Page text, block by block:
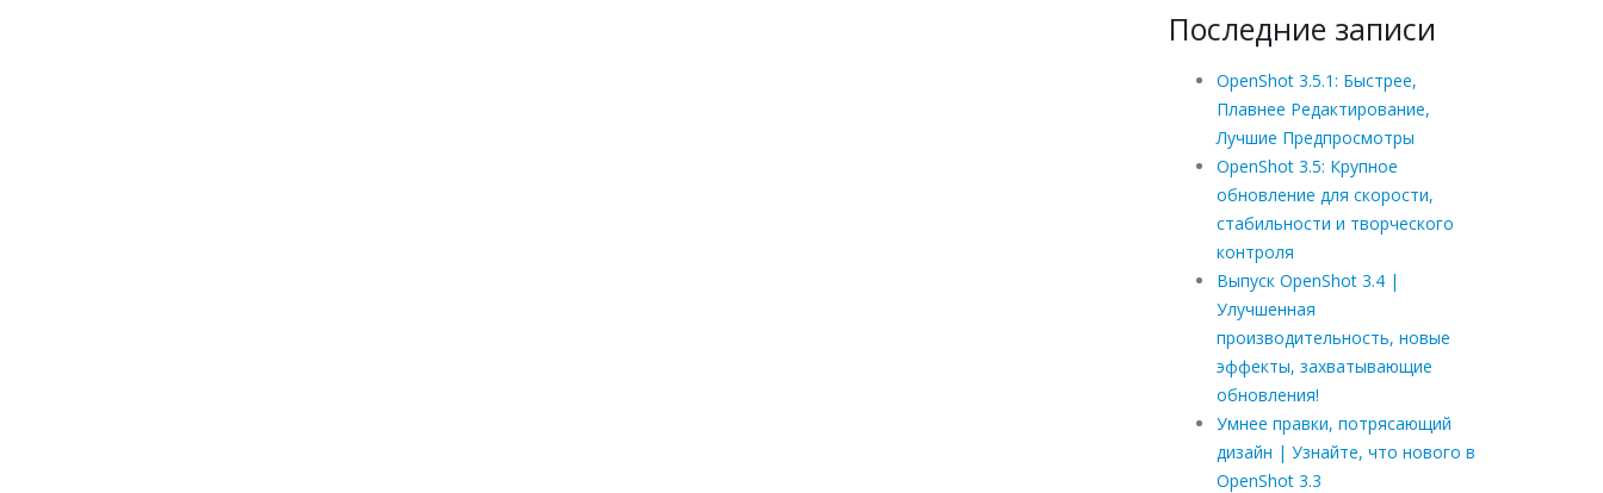
Последние записи
OpenShot 3.5.1: Быстрее,
Плавнее Редактирование,
Лучшие Предпросмотры
OpenShot 3.5: Крупное
обновление для скорости,
стабильности и творческого
контроля
Выпуск OpenShot 3.4 |
Улучшенная
производительность, новые
эффекты, захватывающие
обновления!
Умнее правки, потрясающий
дизайн | Узнайте, что нового в
OpenShot 3.3